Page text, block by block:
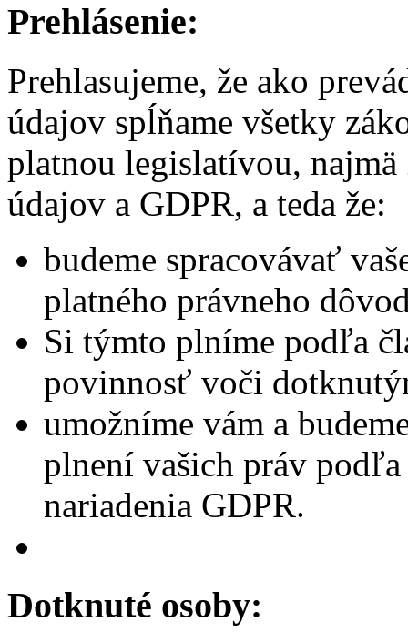
Prehlásenie:
Prehlasujeme, že ako
údajov spĺňame všetky
platnou legislatívou,
údajov a GDPR, a teda že:
budeme spracovávať
platného právneho
Si týmto plníme podľa
povinnosť voči
umožníme vám a
plnení vašich práv
nariadenia GDPR.
Dotknuté osoby: